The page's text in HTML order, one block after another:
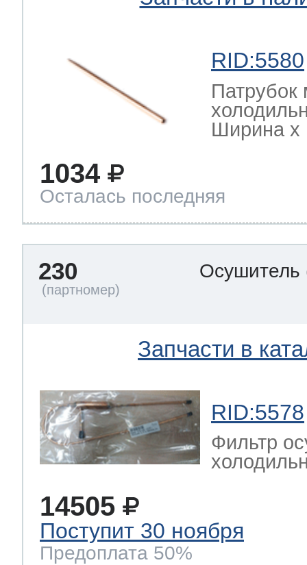
RID:5580
Патрубок
Ширина х
1034
Осталась последняя
230 Осушитель
Запчасти в
RID:5578
Фильтр
14505
Поступит 30 ноября
Предоплата 50%